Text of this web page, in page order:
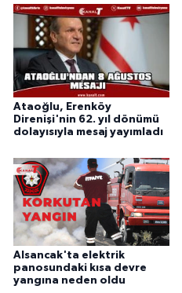
Ataoğlu, Erenköy
Direnişi'nin 62. yıl dönümü
dolayısıyla mesaj yayımladı
Alsancak'ta elektrik
panosundaki kısa devre
yangına neden oldu